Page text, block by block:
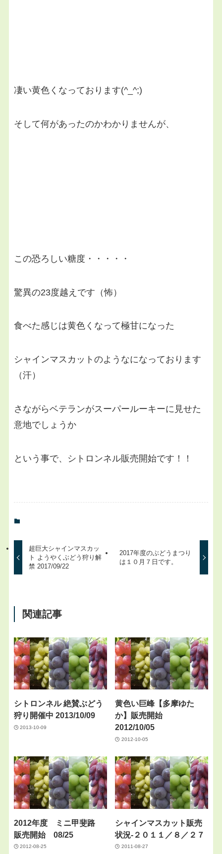
凄い黄色くなっております(^_^;)
そして何があったのかわかりませんが、
この恐ろしい糖度・・・・・
驚異の23度越えです（怖）
食べた感じは黄色くなって極甘になった
シャインマスカットのようなになっております
（汗）
さながらベテランがスーパールーキーに見せた
意地でしょうか
という事で、シトロンネル販売開始です！！
超巨大シャインマスカッ
ト ようやくぶどう狩り解
禁 2017/09/22
2017年度のぶどうまつり
は１０月７日です。
関連記事
シトロンネル 絶賛ぶどう
狩り開催中 2013/10/09
2013-10-09
黄色い巨峰【多摩ゆた
か】販売開始
2012/10/05
2012-10-05
2012年度 ミニ甲斐路
販売開始 08/25
2012-08-25
シャインマスカット販売
状況-２０１１／８／２７
2011-08-27